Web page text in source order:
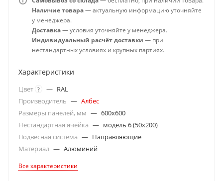
Наличие товара— актуальную информацию уточняйте
у менеджера.
Доставка— условия уточняйте у менеджера.
Индивидуальный расчёт доставки — при
нестандартных условиях и крупных партиях.
Характеристики
Цвет ? — RAL
Производитель — Албес
Размеры панелей, мм — 600x600
Нестандартная ячейка — модель 6 (50х200)
Подвесная система — Направляющие
Материал — Алюминий
Все характеристики